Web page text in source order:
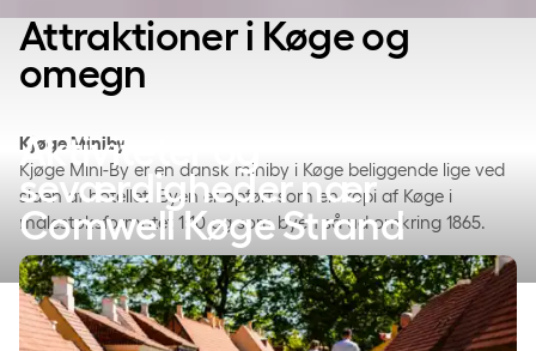
Aktiviteter og
seværdigheder nær
Comwell Køge Strand
Attraktioner i Køge og
omegn
Kjøge Miniby
Kjøge Mini-By er en dansk miniby i Køge beliggende lige ved
siden af hotellet. Byen er opført som en kopi af Køge i
målestoksformatet 1:10 og som byen så ud omkring 1865.